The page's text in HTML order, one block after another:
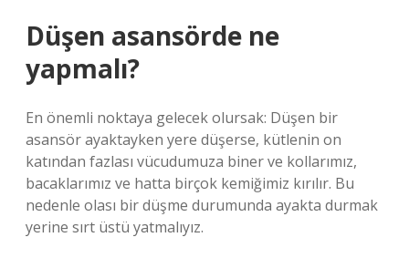
Düşen asansörde ne
yapmalı?
En önemli noktaya gelecek olursak: Düşen bir
asansör ayaktayken yere düşerse, kütlenin on
katından fazlası vücudumuza biner ve kollarımız,
bacaklarımız ve hatta birçok kemiğimiz kırılır. Bu
nedenle olası bir düşme durumunda ayakta durmak
yerine sırt üstü yatmalıyız.